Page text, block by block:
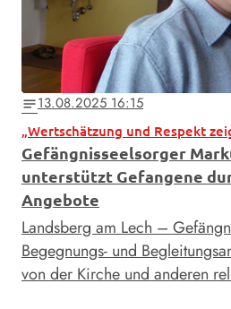
notes13.08.2025 16:15
„Wertschätzung und Respekt
Gefängnisseelsorger
unterstützt Gefangene
Angebote
Landsberg am Lech –
Begegnungs- und
von der Kirche und anderen